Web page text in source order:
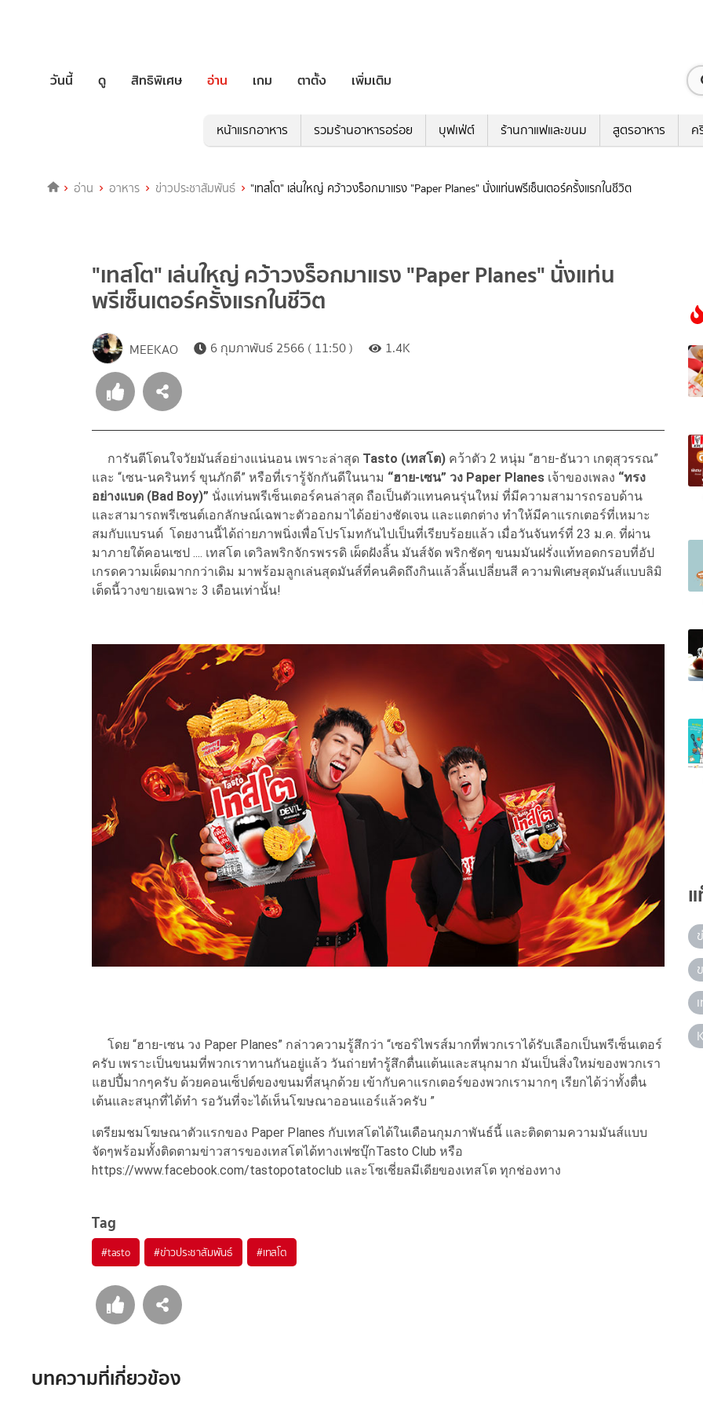
วันนี้ ดู สิทธิพิเศษ อ่าน เกม ตาตั้ง เพิ่มเติม
หน้าแรกอาหาร รวมร้านอาหารอร่อย บุฟเฟ่ต์ ร้านกาแฟและขนม สูตรอาหาร ค
อ่าน อาหาร ข่าวประชาสัมพันธ์ "เทสโต" เล่นใหญ่ คว้าวงร็อกมาแรง "Paper Planes" นั่งแท่นพรีเซ็นเตอร์ครั้งแรกในชีวิต
"เทสโต" เล่นใหญ่ คว้าวงร็อกมาแรง "Paper Planes" นั่งแท่น
พรีเซ็นเตอร์ครั้งแรกในชีวิต
MEEKAO 6 กุมภาพันธ์ 2566 ( 11:50 ) 1.4K
การันตีโดนใจวัยมันส์อย่างแน่นอน เพราะล่าสุด Tasto (เทสโต) คว้าตัว 2 หนุ่ม “ฮาย-ธันวา เกตุสุวรรณ”
และ “เซน-นครินทร์ ขุนภักดี” หรือที่เรารู้จักกันดีในนาม “ฮาย-เซน” วง Paper Planes เจ้าของเพลง “ทรง
อย่างแบด (Bad Boy)” นั่งแท่นพรีเซ็นเตอร์คนล่าสุด ถือเป็นตัวแทนคนรุ่นใหม่ ที่มีความสามารถรอบด้าน
และสามารถพรีเซนต์เอกลักษณ์เฉพาะตัวออกมาได้อย่างชัดเจน และแตกต่าง ทำให้มีคาแรกเตอร์ที่เหมาะ
สมกับแบรนด์ โดยงานนี้ได้ถ่ายภาพนิ่งเพื่อโปรโมทกันไปเป็นที่เรียบร้อยแล้ว เมื่อวันจันทร์ที่ 23 ม.ค. ที่ผ่าน
มาภายใต้คอนเซป .... เทสโต เดวิลพริกจักรพรรดิ เผ็ดฝังลิ้น มันส์จัด พริกชัดๆ ขนมมันฝรั่งแท้ทอดกรอบที่อัป
เกรดความเผ็ดมากกว่าเดิม มาพร้อมลูกเล่นสุดมันส์ที่คนคิดถึงกินแล้วลิ้นเปลี่ยนสี ความพิเศษสุดมันส์แบบลิมิ
เต็ดนี้วางขายเฉพาะ 3 เดือนเท่านั้น!
โดย “ฮาย-เซน วง Paper Planes” กล่าวความรู้สึกว่า “เซอร์ไพรส์มากที่พวกเราได้รับเลือกเป็นพรีเซ็นเตอร์
ครับ เพราะเป็นขนมที่พวกเราทานกันอยู่แล้ว วันถ่ายทำรู้สึกตื่นแต้นและสนุกมาก มันเป็นสิ่งใหม่ของพวกเรา
แฮปปี้มากๆครับ ด้วยคอนเซ็ปต์ของขนมที่สนุกด้วย เข้ากับคาแรกเตอร์ของพวกเรามากๆ เรียกได้ว่าทั้งตื่น
เต้นและสนุกที่ได้ทำ รอวันที่จะได้เห็นโฆษณาออนแอร์แล้วครับ ”
เตรียมชมโฆษณาตัวแรกของ Paper Planes กับเทสโตได้ในเดือนกุมภาพันธ์นี้ และติดตามความมันส์แบบ
จัดๆพร้อมทั้งติดตามข่าวสารของเทสโตได้ทางเฟซบุ๊กTasto Club หรือ
https://www.facebook.com/tastopotatoclub และโซเชี่ยลมีเดียของเทสโต ทุกช่องทาง
Tag
#tasto #ข่าวประชาสัมพันธ์ #เทสโต
บทความที่เกี่ยวข้อง